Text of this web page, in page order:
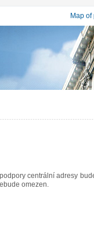
Map of
centrální adresy
omezen.